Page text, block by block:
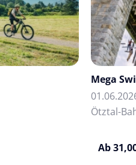
Mega
Ötztal-
Ab